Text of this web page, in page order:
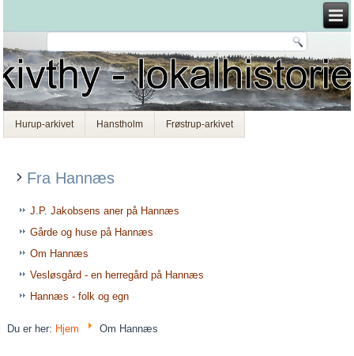
Hurup-arkivet Hanstholm Frøstrup-arkivet
Fra Hannæs
J.P. Jakobsens aner på Hannæs
Gårde og huse på Hannæs
Om Hannæs
Vesløsgård - en herregård på Hannæs
Hannæs - folk og egn
Du er her: Hjem Om Hannæs